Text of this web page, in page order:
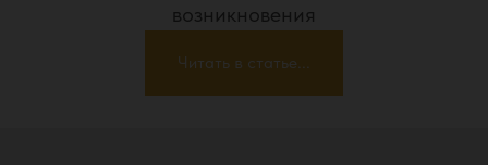
возникновения
Читать в статье...